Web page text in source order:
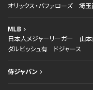
オリックス・バファローズ
埼玉
MLB
日本人メジャーリーガー
山
ダルビッシュ有
ドジャース
侍ジャパン